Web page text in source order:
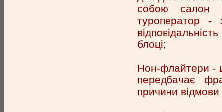
собою салон
туроператор -
блоці;
Нон-флайтери -
передбачає
причини відмови